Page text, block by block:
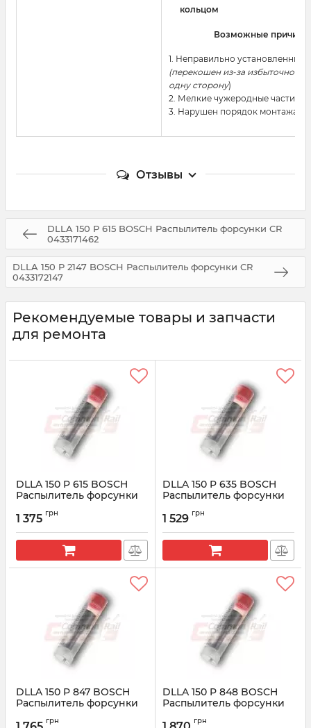
кольцом
Возможные причины
1. Неправильно установленный
(перекошен из-за избыточного
одну сторону)
2. Мелкие чужеродные частицы
3. Нарушен порядок монтажа
Отзывы
DLLA 150 P 615 BOSCH Распылитель форсунки CR
0433171462
DLLA 150 P 2147 BOSCH Распылитель форсунки CR
0433172147
Рекомендуемые товары и запчасти
для ремонта
DLLA 150 P 615 BOSCH
Распылитель форсунки
Артикул:
1 375 грн
DLLA 150 P 635 BOSCH
Распылитель форсунки
Артикул:
1 529 грн
DLLA 150 P 847 BOSCH
Распылитель форсунки
грн
DLLA 150 P 848 BOSCH
Распылитель форсунки
грн